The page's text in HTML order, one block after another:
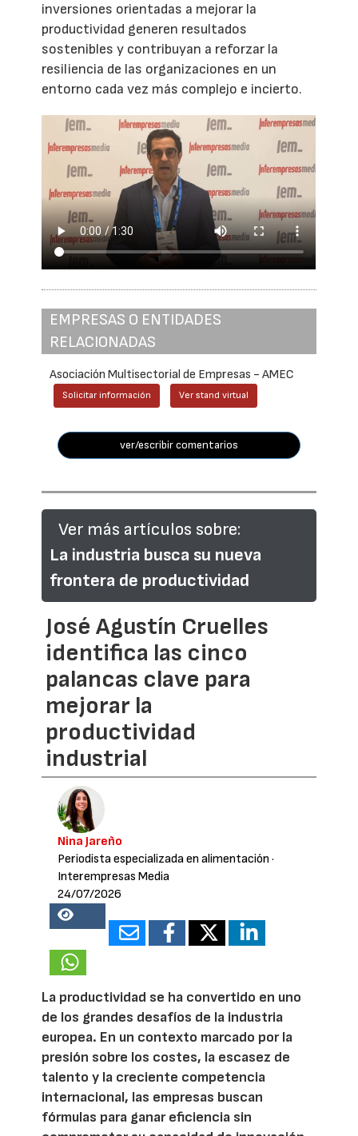
inversiones orientadas a mejorar la
productividad generen resultados
sostenibles y contribuyan a reforzar la
resiliencia de las organizaciones en un
entorno cada vez más complejo e incierto.
EMPRESAS O ENTIDADES
RELACIONADAS
Asociación Multisectorial de Empresas - AMEC
Solicitar información Ver stand virtual
ver/escribir comentarios
Ver más artículos sobre:
La industria busca su nueva
frontera de productividad
José Agustín Cruelles
identifica las cinco
palancas clave para
mejorar la
productividad
industrial
Nina Jareño
Periodista especializada en alimentación ·
Interempresas Media
24/07/2026
20183
La productividad se ha convertido en uno
de los grandes desafíos de la industria
europea. En un contexto marcado por la
presión sobre los costes, la escasez de
talento y la creciente competencia
internacional, las empresas buscan
fórmulas para ganar eficiencia sin